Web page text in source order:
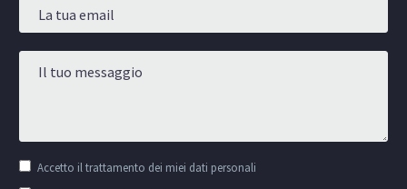
Accetto il trattamento dei miei dati personali